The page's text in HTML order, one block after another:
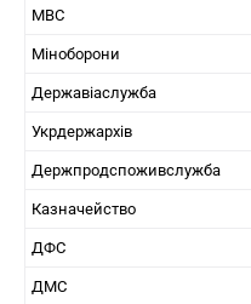
МВС
Міноборони
Державіаслужба
Укрдержархів
Держпродспоживслужба
Казначейство
ДФС
ДМС